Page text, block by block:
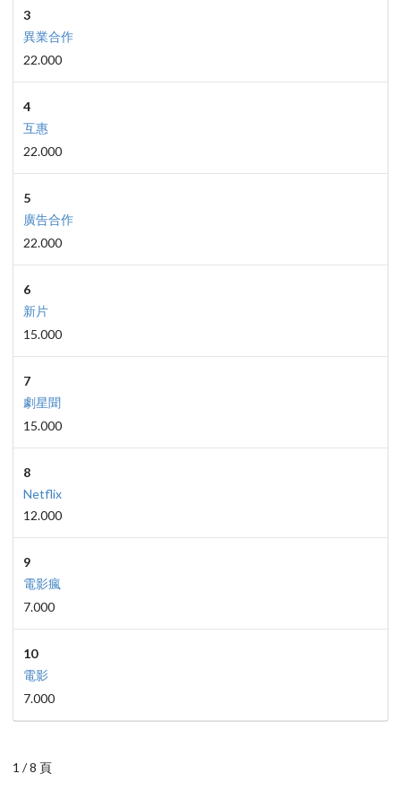
3
異業合作
22.000
4
互惠
22.000
5
廣告合作
22.000
6
新片
15.000
7
劇星聞
15.000
8
Netflix
12.000
9
電影瘋
7.000
10
電影
7.000
1 / 8 頁